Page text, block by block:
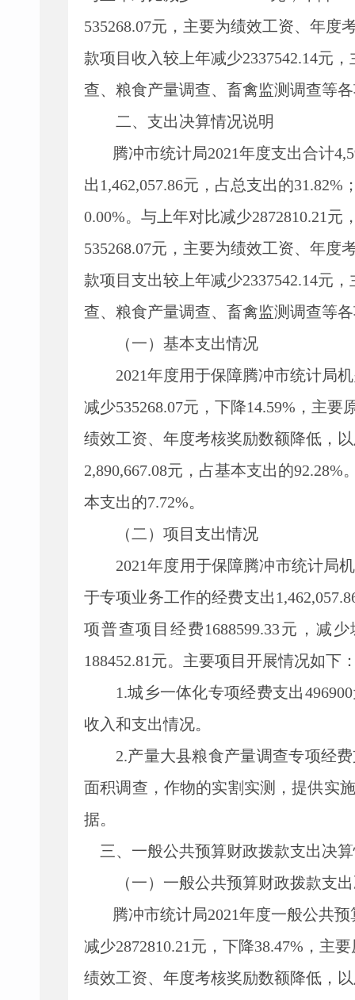
535268.07元，主要为绩效工资、年度
款项目收入较上年减少2337542.14元，
查、粮食产量调查、畜禽监测调查等
二、支出决算情况说明
腾冲市统计局2021年度支出合计
出 1,462,057.86元，占总支出的31.82%
0.00%。与上年对比减少2872810.21 元
535268.07元，主要为绩效工资、年度
款项目支出较上年减少2337542.14元，
查、粮食产量调查、畜禽监测调查等
（一）基本支出情况
2021年度用于保障腾冲市统计局
减少535268.07元，下降14.59% ，主要
绩效工资、年度考核奖励数额降低，
2,890,667.08元，占基本支出的92.28%
本支出的7.72%。
（二）项目支出情况
2021年度用于保障腾冲市统计局
于专项业务工作的经费支出
项普查项目经费1688599.33元，减
188452.81 元。主要项目开展情况如下
1.城乡一体化专项经费支出
收入和支出情况。
2.产量大县粮食产量调查专项经
面积调查，作物的实割实测，提供实
据。
三、一般公共预算财政拨款支出决
（一）一般公共预算财政拨款支
腾冲市统计局2021年度一般公共
减少2872810.21 元，下降38.47% ，主
绩效工资、年度考核奖励数额降低，